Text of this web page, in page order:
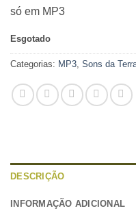
só em MP3
Esgotado
Categorias: MP3, Sons da
DESCRIÇÃO
INFORMAÇÃO ADICIONAL